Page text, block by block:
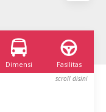
Dimensi Fasilitas